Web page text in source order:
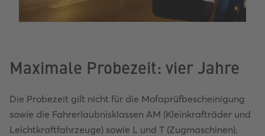
Maximale Probezeit: vier Jahre
Die Probezeit gilt nicht für die Mofaprüfbescheinigung
sowie die Fahrerlaubnisklassen AM (Kleinkrafträder und
Leichtkraftfahrzeuge) sowie L und T (Zugmaschinen).